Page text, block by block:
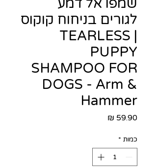
שמפו אל דמע
לגורים בניחוח קוקוס
| TEARLESS
PUPPY
SHAMPOO FOR
DOGS - Arm &
Hammer
כמות *